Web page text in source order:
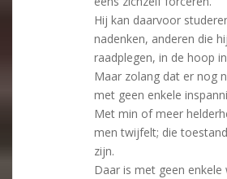
Hij kan daarvoor
nadenken, anderen die
raadplegen, in de hoop
Maar zolang dat er nog
met geen enkele
Met min of meer
men twijfelt; die
zijn.
Daar is met geen enkele